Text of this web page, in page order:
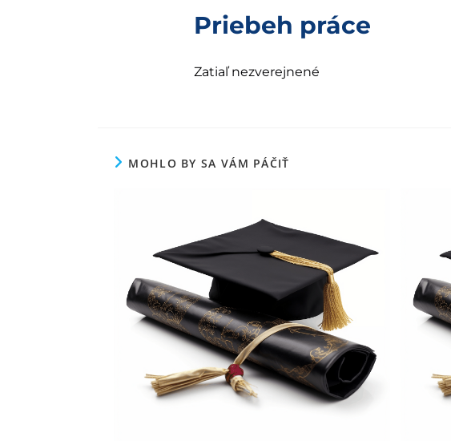
Priebeh práce
Zatiaľ nezverejnené
MOHLO BY SA VÁM PÁČIŤ